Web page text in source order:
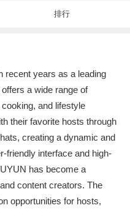
排行
recent years as a leading
a wide range of
and lifestyle
their favorite hosts through
creating a dynamic and
friendly interface and high-
has become a
content creators. The
opportunities for hosts,